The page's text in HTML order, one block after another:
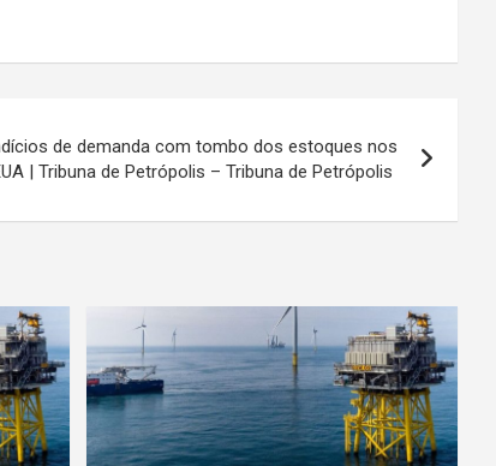
de demanda com tombo dos estoques nos
| Tribuna de Petrópolis – Tribuna de Petrópolis